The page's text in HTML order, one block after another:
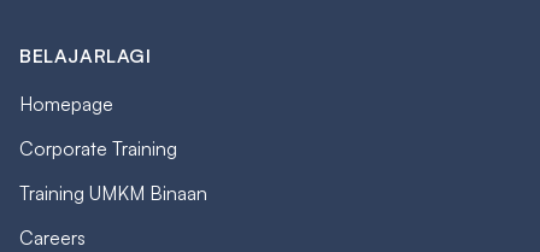
BELAJARLAGI
Homepage
Corporate Training
Training UMKM Binaan
Careers